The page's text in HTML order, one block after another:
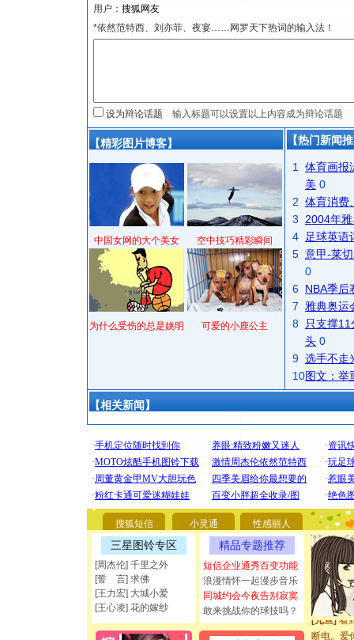
用户：
*依然范特西、刘亦菲、夜宴……网罗天下热词的输入法！
设为辩论话题
【精彩图片博客】
中国女网的大个美女 空中技巧精彩瞬间
为什么受伤的总是姚明 可爱的小鹿公主
【热门新闻
1
体育画报
美 0
2 体育消费
3
2004年
4
足球英语
5 意甲-莱
0
6 NBA季后
7
雅典奥运
8
只支撑
头 0
9 选手不走
10图文：举
【相关新闻】
搜狐短信 小灵通 性感丽人
三星图铃专区
[周杰伦] 千里之外
[誓 言] 求佛
[王力宏] 大城小爱
[王心凌] 花的嫁纱
精品专题推荐
短信企业通秀百变功能
浪漫情怀一起漫步音乐
同城约会今夜告别寂寞
敢来挑战你的球技吗？
你太多
要平安
[圣诞节]
能正大光
都要快乐
[圣诞节]
如意,快
[元旦]看
断电。爱